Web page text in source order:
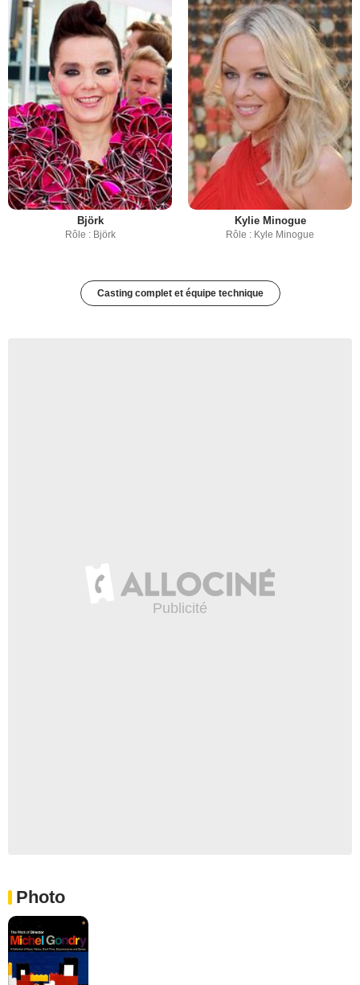
Björk
Rôle : Björk
Kylie Minogue
Rôle : Kyle Minogue
Casting complet et équipe technique
Photo